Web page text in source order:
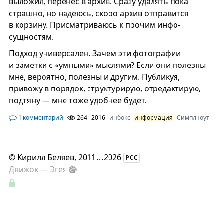
страшно, но надеюсь, скоро архив отправится
в корзину. Присматриваюсь к прочим инфо-
сущностям.
Подход универсален. Зачем эти фотографии
и заметки с «умными» мыслями? Если они полезны
мне, вероятно, полезны и другим. Публикуя,
привожу в порядок, структурирую, отредактирую,
подтяну — мне тоже удобнее будет.
1 комментарий 264 2016 инбокс информация Симплноут
© Кирилл Беляев, 2011 ...2026 РСС
Движок —Эгея